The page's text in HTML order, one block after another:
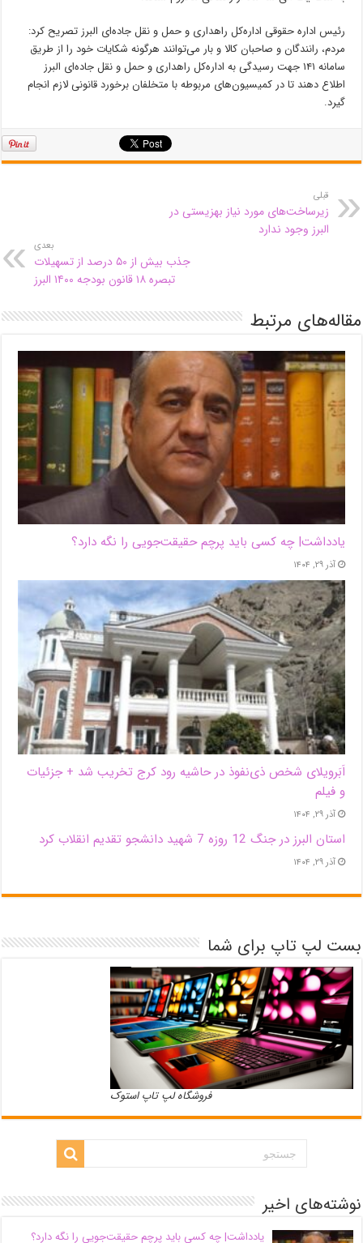
رئیس اداره حقوقی اداره‌کل راهداری و حمل و نقل جاده‌ای البرز تصریح کرد:
مردم، رانندگان و صاحبان کالا و بار می‌توانند هرگونه شکایات خود را از طریق
سامانه ۱۴۱ جهت رسیدگی به اداره‌کل راهداری و حمل و نقل جاده‌ای البرز
اطلاع دهند تا در کمیسیون‌های مربوطه با متخلفان برخورد قانونی لازم انجام
گیرد.
قبلی
زیرساخت‌های مورد نیاز بهزیستی در
البرز وجود ندارد
بعدی
جذب بیش از ۵۰ درصد از تسهیلات
تبصره ۱۸ قانون بودجه ۱۴۰۰ البرز
مقاله‌های مرتبط
یادداشت| ‌چه کسی باید پرچم حقیقت‌جویی را نگه دارد؟
آذر ۲۹, ۱۴۰۴
اَبَر‌ویلای شخص ذی‌نفوذ در حاشیه‌ رود کرج تخریب شد + جزئیات
و فیلم
آذر ۲۹, ۱۴۰۴
استان البرز در جنگ 12 روزه 7 شهید دانشجو تقدیم انقلاب کرد
آذر ۲۹, ۱۴۰۴
بست لپ تاپ برای شما
فروشگاه لپ تاپ استوک
نوشته‌های اخیر
یادداشت| ‌چه کسی باید پرچم حقیقت‌جویی را نگه دارد؟